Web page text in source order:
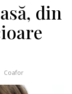
din
Coafor